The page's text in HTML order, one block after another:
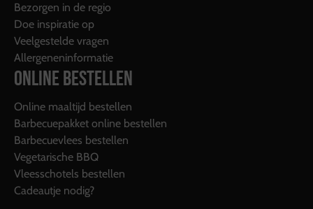
Bezorgen in de regio
Doe inspiratie op
Veelgestelde vragen
Allergeneninformatie
ONLINE BESTELLEN
Online maaltijd bestellen
Barbecuepakket online bestellen
Barbecuevlees bestellen
Vegetarische BBQ
Vleesschotels bestellen
Cadeautje nodig?